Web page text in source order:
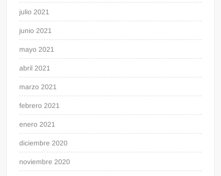
julio 2021
junio 2021
mayo 2021
abril 2021
marzo 2021
febrero 2021
enero 2021
diciembre 2020
noviembre 2020